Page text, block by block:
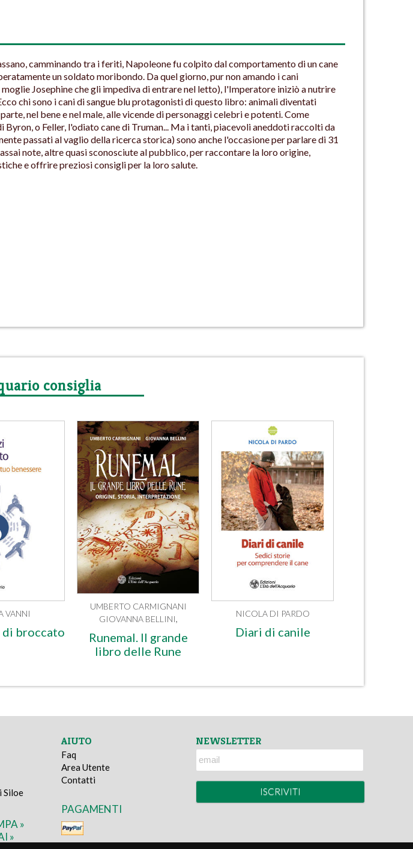
camminando tra i feriti, Napoleone fu colpito dal comportamento di un cane
un soldato moribondo. Da quel giorno, pur non amando i cani
Josephine che gli impediva di entrare nel letto), l'Imperatore iniziò a nutrire
chi sono i cani di sangue blu protagonisti di questo libro: animali diventati
nel bene e nel male, alle vicende di personaggi celebri e potenti. Come
Byron, o Feller, l'odiato cane di Truman... Ma i tanti, piacevoli aneddoti raccolti da
passati al vaglio della ricerca storica) sono anche l'occasione per parlare di 31
note, altre quasi sconosciute al pubblico, per raccontare la loro origine,
e offrire preziosi consigli per la loro salute.
consiglia
VANNI
broccato
UMBERTO CARMIGNANI
GIOVANNA BELLINI,
Runemal. Il grande
libro delle Rune
NICOLA DI PARDO
Diari di canile
Siloe
»
»
AIUTO
Faq
Area Utente
Contatti
PAGAMENTI
NEWSLETTER